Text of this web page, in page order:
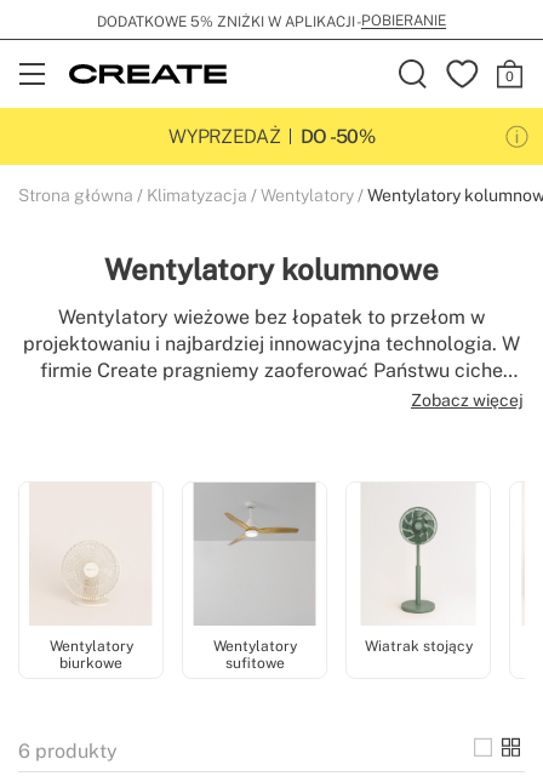
DODATKOWE 5% ZNIŻKI W APLIKACJI -POBIERANIE
Open
Menu
WYPRZEDAŻ
DO -50%
Strona główna Klimatyzacja Wentylatory Wentylatory
Wentylatory kolumnowe
Wentylatory wieżowe bez łopatek to przełom w
projektowaniu i najbardziej innowacyjna technologia. W
firmie Create pragniemy zaoferować Państwu ciche
wentylatory wieżowe, które oprócz różnych cech i
komfortu i klimatyzacji.
Zobacz więcej
Wentylatory
biurkowe
Wentylatory
sufitowe
Wiatrak stojący
6 produkty